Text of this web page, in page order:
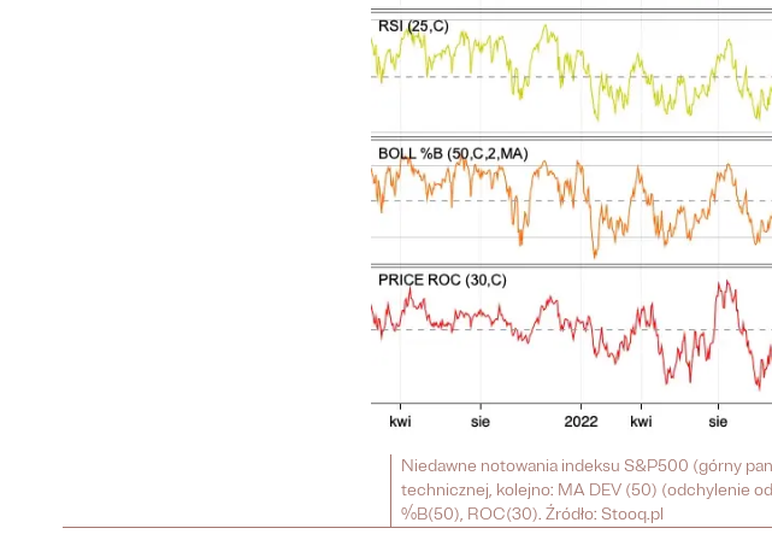
Niedawne notowania indeksu S&P500 (górny
technicznej, kolejno: MA DEV (50) (odchylenie
%B(50), ROC(30). Źródło: Stooq.pl